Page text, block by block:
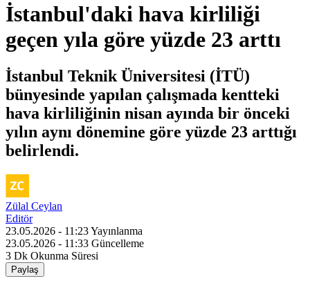
İstanbul'daki hava kirliliği
geçen yıla göre yüzde 23 arttı
İstanbul Teknik Üniversitesi (İTÜ)
bünyesinde yapılan çalışmada kentteki
hava kirliliğinin nisan ayında bir önceki
yılın aynı dönemine göre yüzde 23 arttığı
belirlendi.
Zülal Ceylan
Editör
23.05.2026 - 11:23Yayınlanma
23.05.2026 - 11:33 Güncelleme
3 Dk Okunma Süresi
Paylaş